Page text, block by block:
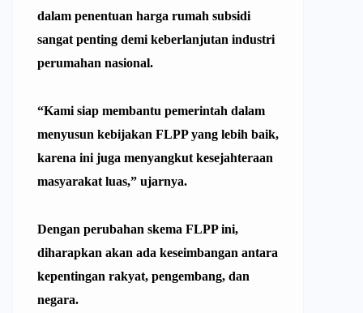
dalam penentuan harga rumah subsidi
sangat penting demi keberlanjutan industri
perumahan nasional.
“Kami siap membantu pemerintah dalam
menyusun kebijakan FLPP yang lebih baik,
karena ini juga menyangkut kesejahteraan
masyarakat luas,” ujarnya.
Dengan perubahan skema FLPPini,
diharapkan akan ada keseimbangan antara
kepentingan rakyat, pengembang, dan
negara.